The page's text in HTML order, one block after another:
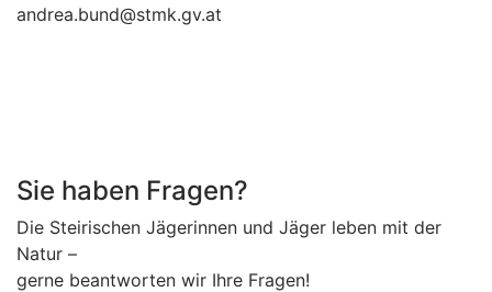
andrea.bund@stmk.gv.at
Sie haben Fragen?
Die Steirischen Jägerinnen und Jäger leben mit der
Natur –
gerne beantworten wir Ihre Fragen!